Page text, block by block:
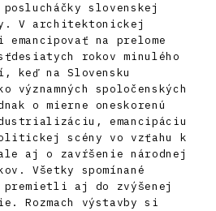
slovenskej
V architektonickej
na prelome
rokov minulého
keď na Slovensku
významných spoločenských
o mierne oneskorenú
emancipáciu
scény vo vzťahu k
aj o zavŕšenie národnej
Všetky spomínané
premietli aj do zvýšenej
Rozmach výstavby si